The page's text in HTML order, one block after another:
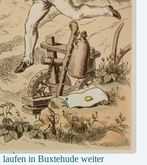
in Buxtehude weiter